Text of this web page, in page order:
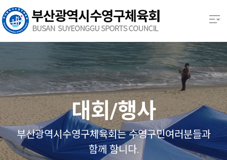
본문 바로가기
열기
열기
열기
열기
대회/행사
부산광역시수영구체육회는 수영구민여러분들과
함께 함니다.